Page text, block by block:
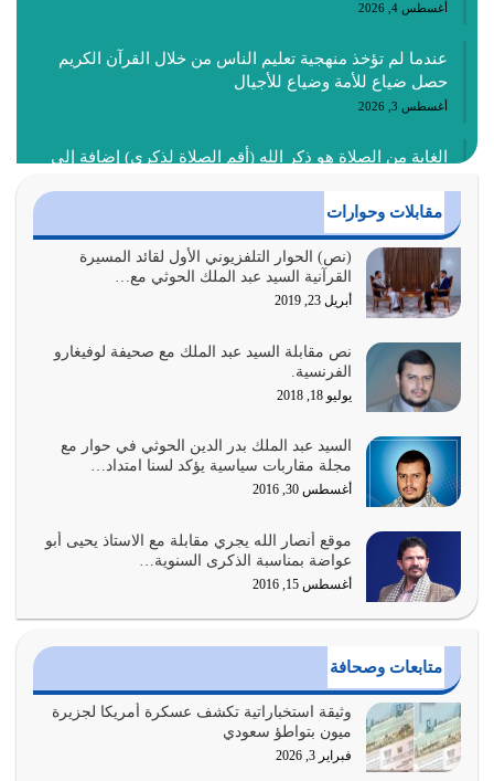
أغسطس 4, 2026
عندما لم تؤخذ منهجية تعليم الناس من خلال القرآن الكريم
حصل ضياع للأمة وضياع للأجيال
أغسطس 3, 2026
الغاية من الصلاة هو ذكر الله (أقم الصلاة لذكري) إضافة إلى
أغسطس 2, 2026
السبب الرئيسي لشقاء الأمة الابتعاد عن كتاب الله والتعدي
لحدود الله بالإضافات للدين
أغسطس 1, 2026
أبرز أسباب الشقاء هو الإعراض عن ذكر الله وعن هدى الله
المتمثل في القرآن الكريم
يوليو 31, 2026
أولياء الشيطان كلما كانوا أكثر ولاءً وطاعة للشيطان كلما كانوا
أكثر ضعفاً
يوليو 30, 2026
وعد الله تعالى من يُقتل في سبيله بالحياة الأبدية والرزق
والاستبشار والنجاة والخلود في…
يوليو 29, 2026
القرآن الكريم هو أهم مصدر لمعرفة رسول الله معرفة سيرته
معرفة شخصيته معرفة عظمته
يوليو 28, 2026
هل نحن من الصالحين؟ قيِّم نفسك هنا اترك القرآن على أصله
وأعرض نفسك، وأعرض ما لديك على…
مقابلات وحوارات
(نص) الحوار التلفزيوني الأول لقائد المسيرة
القرآنية السيد عبد الملك الحوثي مع…
أبريل 23, 2019
نص مقابلة السيد عبد الملك مع صحيفة لوفيغارو
الفرنسية.
يوليو 18, 2018
السيد عبد الملك بدر الدين الحوثي في حوار مع
مجلة مقاربات سياسية يؤكد لسنا امتداد…
أغسطس 30, 2016
موقع أنصار الله يجري مقابلة مع الاستاذ يحيى أبو
عواضة بمناسبة الذكرى السنوية…
أغسطس 15, 2016
متابعات وصحافة
وثيقة استخباراتية تكشف عسكرة أمريكا لجزيرة
ميون بتواطؤ سعودي
فبراير 3, 2026